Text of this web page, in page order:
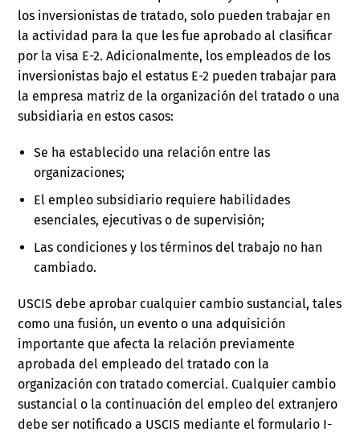
los inversionistas de tratado, solo pueden trabajar en
la actividad para la que les fue aprobado al clasificar
por la visa E-2. Adicionalmente, los empleados de los
inversionistas bajo el estatus E-2 pueden trabajar para
la empresa matriz de la organización del tratado o una
subsidiaria en estos casos:
Se ha establecido una relación entre las
organizaciones;
El empleo subsidiario requiere habilidades
esenciales, ejecutivas o de supervisión;
Las condiciones y los términos del trabajo no han
cambiado.
USCIS debe aprobar cualquier cambio sustancial, tales
como una fusión, un evento o una adquisición
importante que afecta la relación previamente
aprobada del empleado del tratado con la
organización con tratado comercial. Cualquier cambio
sustancial o la continuación del empleo del extranjero
debe ser notificado a USCIS mediante el formulario I-